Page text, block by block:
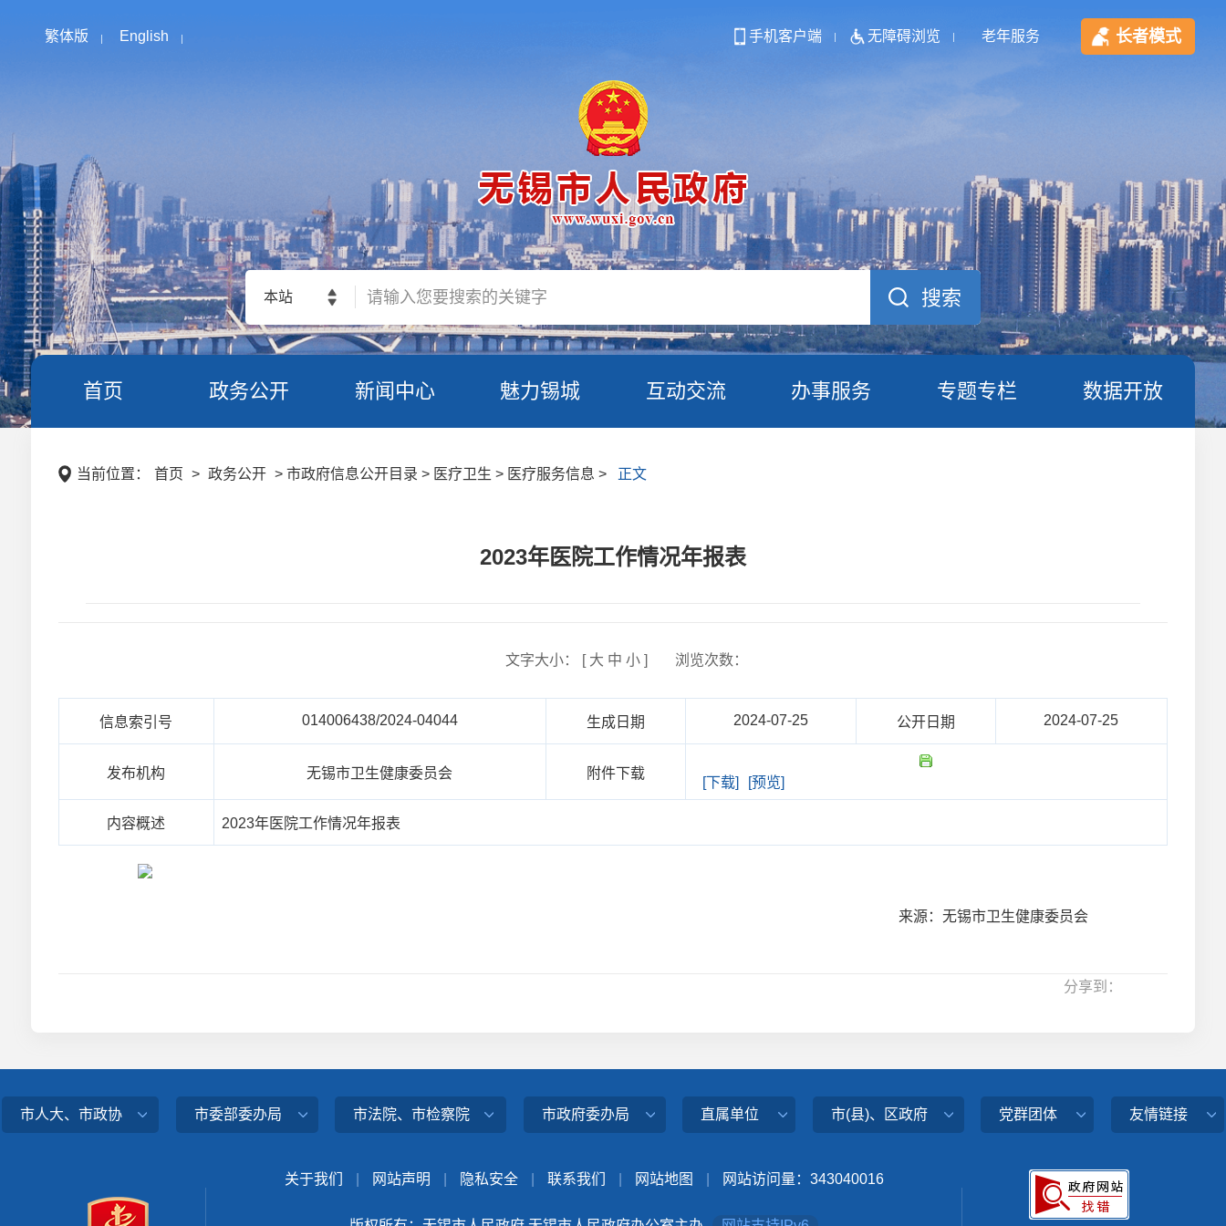
繁体版 English 手机客户端 无障碍浏览 老年服务 长者模式
本站
首页 政务公开 新闻中心 魅力锡城 互动交流 办事服务 专题专栏 数据开放
当前位置： 首页 > 政务公开 > 市政府信息公开目录 > 医疗卫生 > 医疗服务信息 > 正文
2023年医院工作情况年报表
文字大小： [ 大 中 小] 浏览次数：
信息索引号 014006438/2024-04044 生成日期 2024-07-25 公开日期 2024-07-25
发布机构 无锡市卫生健康委员会 附件下载
[下载] [预览]
内容概述 2023年医院工作情况年报表
来源：无锡市卫生健康委员会
分享到：
市人大、市政协 市委部委办局 市法院、市检察院 市政府委办局 直属单位 市(县)、区政府 党群团体 友情链接
关于我们 网站声明 隐私安全 联系我们 网站地图 网站访问量： 343040016